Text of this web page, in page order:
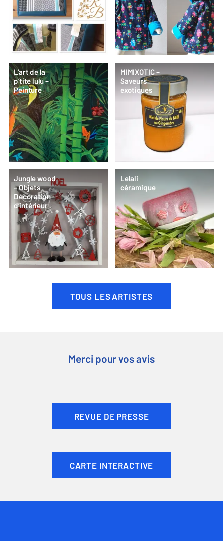
L’art de la
p’tite lulu –
Peinture
MIMIXOTIC –
Saveurs
exotiques
Jungle wood
– Objets
Décoration
d’intérieur
Lelali
céramique
TOUS LES ARTISTES
Merci pour vos avis
REVUE DE PRESSE
CARTE INTERACTIVE